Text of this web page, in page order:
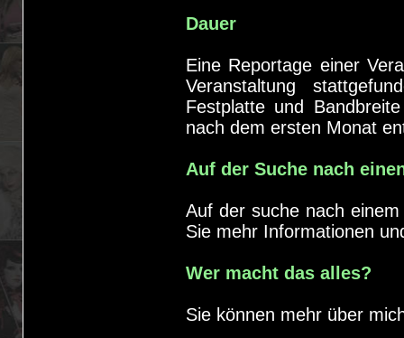
Dauer
Eine Reportage einer
Veranstaltung
Festplatte und
nach dem ersten Monat
Auf der Suche nach
Auf der suche nach
Sie mehr Informationen
Wer macht das alles?
Sie können mehr über